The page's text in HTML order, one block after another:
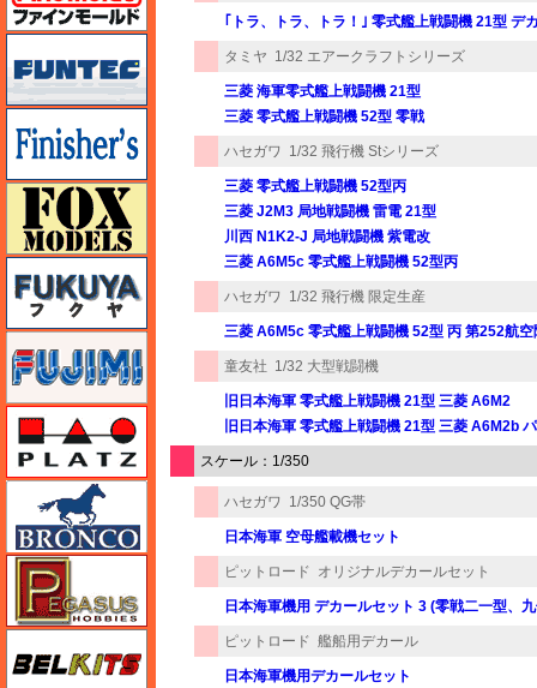
｢トラ、トラ、トラ！｣ 零式艦上戦闘機 21型 デ
タミヤ 1/32 エアークラフトシリーズ
三菱 海軍零式艦上戦闘機 21型
三菱 零式艦上戦闘機 52型 零戦
ハセガワ 1/32 飛行機 Stシリーズ
三菱 零式艦上戦闘機 52型丙
三菱 J2M3 局地戦闘機 雷電 21型
川西 N1K2-J 局地戦闘機 紫電改
三菱 A6M5c 零式艦上戦闘機 52型丙
ハセガワ 1/32 飛行機 限定生産
三菱 A6M5c 零式艦上戦闘機 52型 丙 第252航
童友社 1/32 大型戦闘機
旧日本海軍 零式艦上戦闘機 21型 三菱 A6M2
旧日本海軍 零式艦上戦闘機 21型 三菱 A6M2b
スケール：1/350
ハセガワ 1/350 QG帯
日本海軍 空母艦載機セット
ピットロード オリジナルデカールセット
日本海軍機用 デカールセット 3 (零戦二一型、
ピットロード 艦船用デカール
日本海軍機用デカールセット
funtec（ファンテック）
フィニッシャーズ
フォックスモデル（FOX MODELS）
ブロンコモデル（Bronco Models）
ペガサスホビー